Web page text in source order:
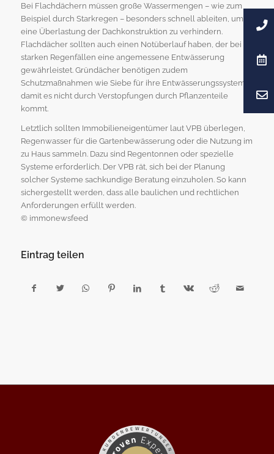
Bei Flachdächern müssen große Wassermengen – wie zum
Beispiel durch Starkregen – besonders schnell ableiten, um
eine Überlastung der Dachkonstruktion zu verhindern.
Flachdächer sollten auch einen Notüberlauf haben, der bei
starken Regenfällen eine angemessene Entwässerung
gewährleistet. Gründächer benötigen zudem
Schutzmaßnahmen wie Siebe für ihre Entwässerungssysteme,
damit es nicht durch Verstopfungen durch Pflanzenteile
kommt.
Letztlich sollten Immobilieneigentümer laut VPB überlegen,
Regenwasser für die Gartenbewässerung oder die Nutzung im
zu Haus sammeln. Dazu sind Regentonnen oder spezielle
Systeme erforderlich. Der VPB rät, sich bei der Planung
solcher Systeme sachkundige Beratung einzuholen. So kann
sichergestellt werden, dass alle baulichen und rechtlichen
Anforderungen erfüllt werden.
© immonewsfeed
Eintrag teilen